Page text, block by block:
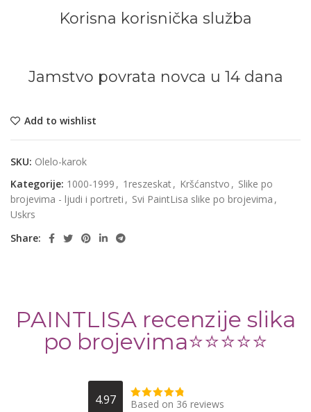
Korisna korisnička služba
Jamstvo povrata novca u 14 dana
Add to wishlist
SKU: Olelo-karok
Kategorije: 1000-1999 , 1reszeskat, Kršćanstvo , Slike po
brojevima - ljudi i portreti , Svi PaintLisa slike po brojevima ,
Uskrs
Share:
PAINTLISA recenzije slika
po brojevima⭐️⭐️⭐️⭐️⭐️
4.97 Based on 36 reviews